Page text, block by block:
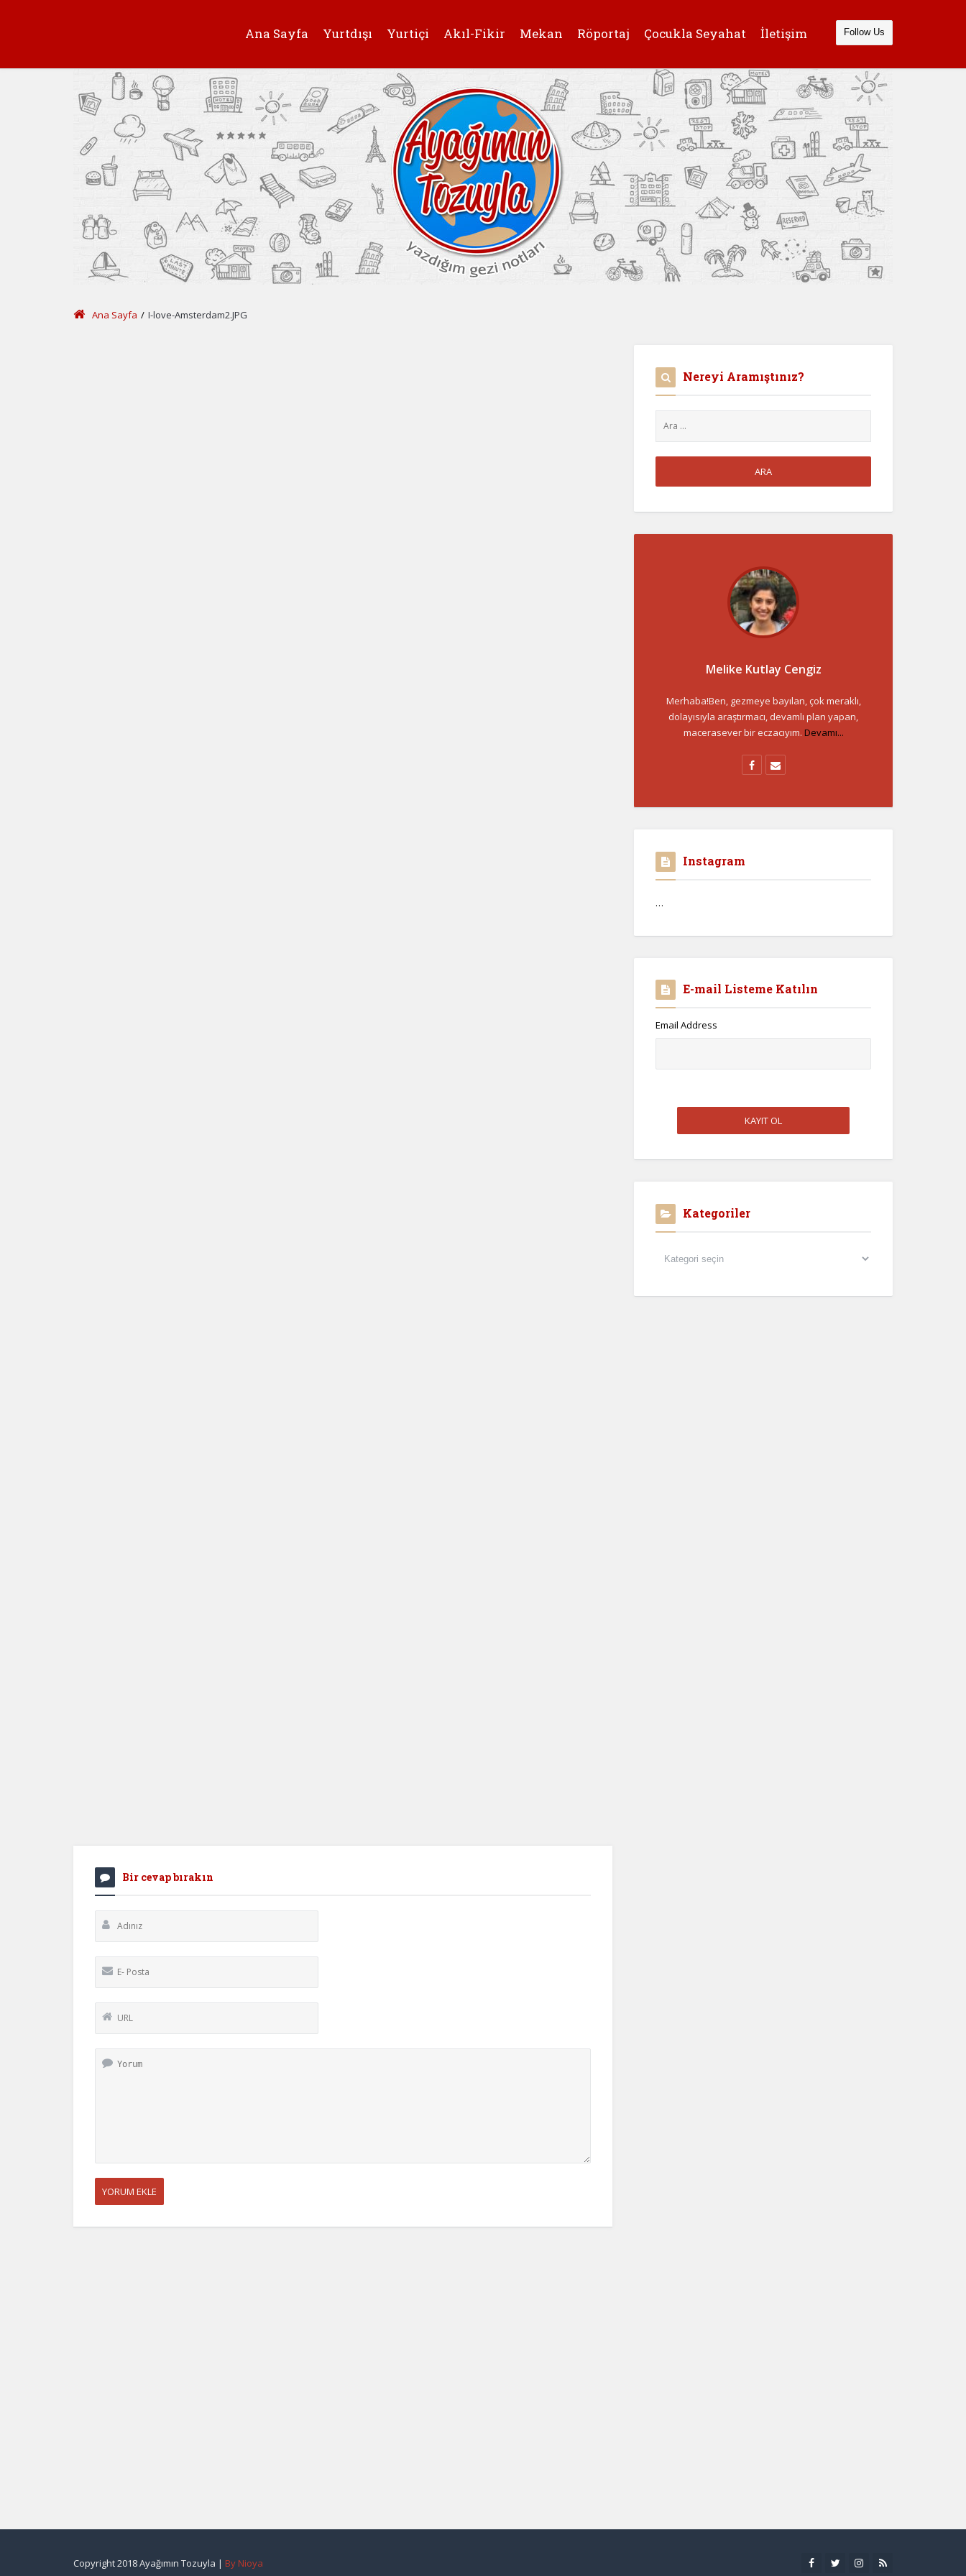
Follow Us
Ana Sayfa Yurtdışı Yurtiçi Akıl-Fikir Mekan Röportaj Çocukla Seyahat İletişim
Ana Sayfa / I-love-Amsterdam2.JPG
Bir cevap bırakın
Nereyi Aramıştınız?
Melike Kutlay Cengiz
Merhaba!Ben, gezmeye bayılan, çok meraklı,
dolayısıyla araştırmacı, devamlı plan yapan,
macerasever bir eczacıyım. Devamı...
Instagram
…
E-mail Listeme Katılın
Email Address
Kategoriler
Kategoriler
Copyright 2018 Ayağımın Tozuyla | By Nioya